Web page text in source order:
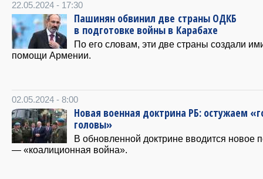
22.05.2024 - 17:30
Пашинян обвинил две страны ОДКБ
в подготовке войны в Карабахе
По его словам, эти две страны создали
помощи Армении.
02.05.2024 - 8:00
Новая военная доктрина РБ: остужаем
головы»
В обновленной доктрине вводится новое
— «коалиционная война».